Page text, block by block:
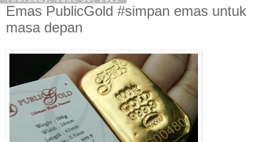
Emas PublicGold #simpan emas untuk
masa depan